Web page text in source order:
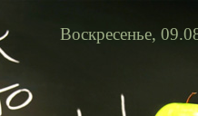
Воскресенье,